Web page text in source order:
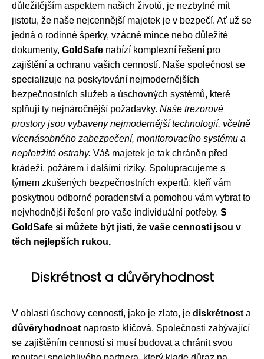
důležitějším aspektem našich životů, je nezbytné mít
jistotu, že naše nejcennější majetek je v bezpečí. Ať už se
jedná o rodinné šperky, vzácné mince nebo důležité
dokumenty, GoldSafe nabízí komplexní řešení pro
zajištění a ochranu vašich cenností. Naše společnost se
specializuje na poskytování nejmodernějších
bezpečnostních služeb a úschovných systémů, které
splňují ty nejnáročnější požadavky. Naše trezorové
prostory jsou vybaveny nejmodernější technologií, včetně
vícenásobného zabezpečení, monitorovacího systému a
nepřetržité ostrahy. Váš majetek je tak chráněn před
krádeží, požárem i dalšími riziky. Spolupracujeme s
týmem zkušených bezpečnostních expertů, kteří vám
poskytnou odborné poradenství a pomohou vám vybrat to
nejvhodnější řešení pro vaše individuální potřeby. S
GoldSafe si můžete být jisti, že vaše cennosti jsou v
těch nejlepších rukou.
Diskrétnost a důvěryhodnost
V oblasti úschovy cenností, jako je zlato, je diskrétnost a
důvěryhodnost naprosto klíčová. Společnosti zabývající
se zajištěním cenností si musí budovat a chránit svou